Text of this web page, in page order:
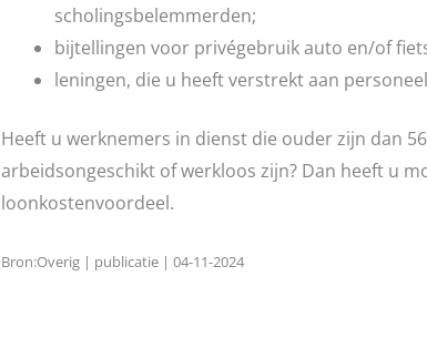
scholingsbelemmerden;
bijtellingen voor privégebruik auto en/of
leningen, die u heeft verstrekt aan
Heeft u werknemers in dienst die ouder zijn dan
arbeidsongeschikt of werkloos zijn? Dan heeft u
loonkostenvoordeel.
Bron:Overig | publicatie | 04-11-2024